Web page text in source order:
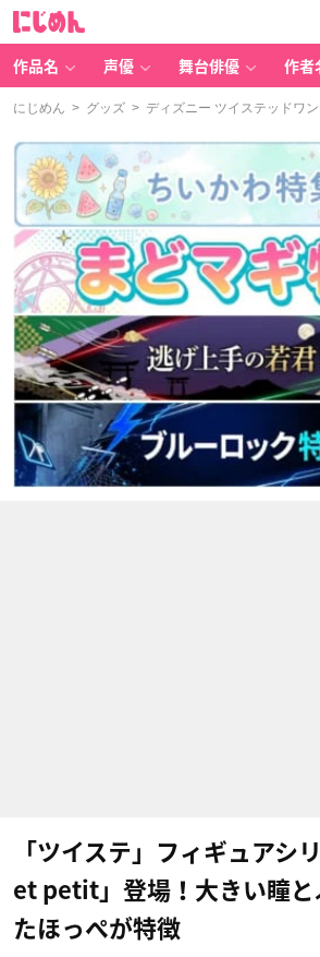
作品名 声優 舞台俳優 作者
にじめん > グッズ > ディズニー ツイステッドワ
「ツイステ」フィギュアシ
et petit」登場！大きい瞳と
たほっぺが特徴